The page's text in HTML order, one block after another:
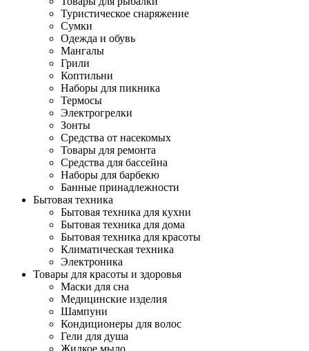
Туристическое снаряжение
Сумки
Одежда и обувь
Мангалы
Грили
Коптильни
Наборы для пикника
Термосы
Электрогрелки
Зонты
Средства от насекомых
Товары для ремонта
Средства для бассейна
Наборы для барбекю
Банные принадлежности
Бытовая техника
Бытовая техника для кухни
Бытовая техника для дома
Бытовая техника для красоты
Климатическая техника
Электроника
Товары для красоты и здоровья
Маски для сна
Медицинские изделия
Шампуни
Кондиционеры для волос
Гели для душа
Жидкое мыло